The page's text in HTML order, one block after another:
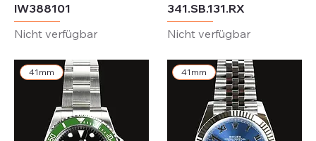
IW388101
Nicht verfügbar
341.SB.131.RX
Nicht verfügbar
41mm 41mm